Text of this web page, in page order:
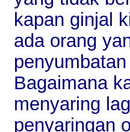
kapan ginjal
ada orang
Bagaimana
menyaring
penyaringan